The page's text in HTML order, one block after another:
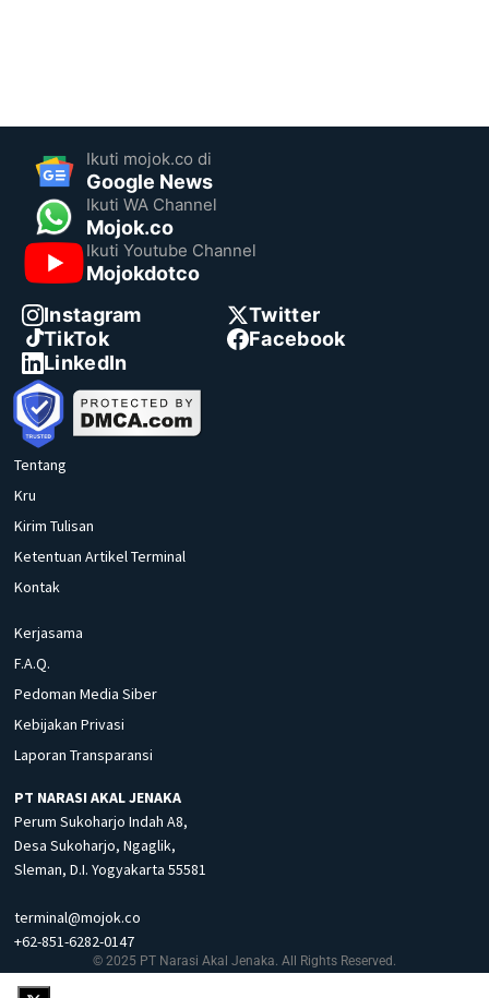
Ikuti mojok.co di
Google News
Ikuti WA Channel
Mojok.co
Ikuti Youtube Channel
Mojokdotco
Instagram
Twitter
TikTok
Facebook
LinkedIn
Tentang
Kru
Kirim Tulisan
Ketentuan Artikel Terminal
Kontak
Kerjasama
F.A.Q.
Pedoman Media Siber
Kebijakan Privasi
Laporan Transparansi
PT NARASI AKAL JENAKA
Perum Sukoharjo Indah A8,
Desa Sukoharjo, Ngaglik,
Sleman, D.I. Yogyakarta 55581
terminal@mojok.co
+62-851-6282-0147
© 2025 PT Narasi Akal Jenaka. All Rights Reserved.